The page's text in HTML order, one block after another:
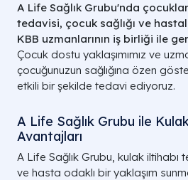
A Life Sağlık Grubu'nda
tedavisi, çocuk sağlığı ve
KBB uzmanlarının iş birliği ile
Çocuk dostu yaklaşımımız ve
çocuğunuzun sağlığına özen
etkili bir şekilde tedavi ediyoruz.
A Life Sağlık Grubu ile
Avantajları
A Life Sağlık Grubu, kulak iltihabı
ve hasta odaklı bir yaklaşım